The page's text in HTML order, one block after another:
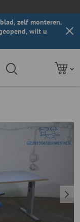
zelf monteren.
wilt u